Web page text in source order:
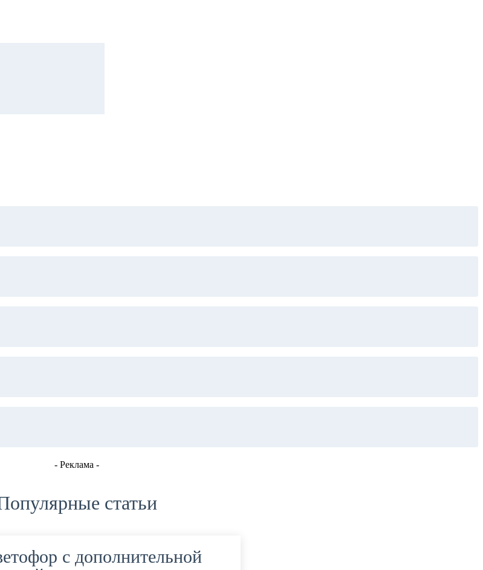
- Реклама -
статьи
с дополнительной